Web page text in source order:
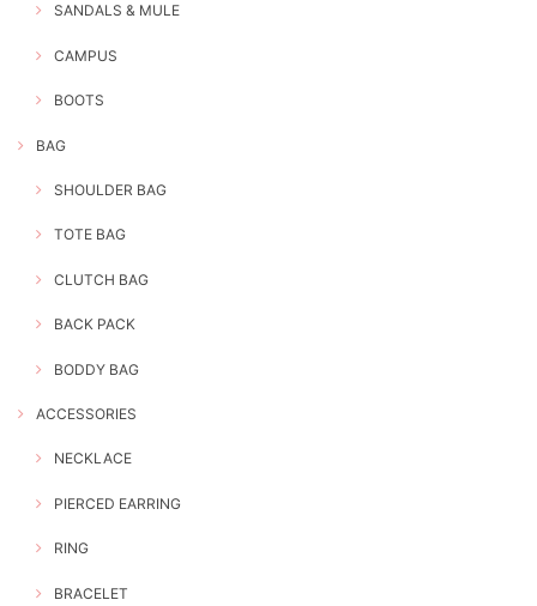
SANDALS & MULE
CAMPUS
BOOTS
BAG
SHOULDER BAG
TOTE BAG
CLUTCH BAG
BACK PACK
BODDY BAG
ACCESSORIES
NECKLACE
PIERCED EARRING
RING
BRACELET